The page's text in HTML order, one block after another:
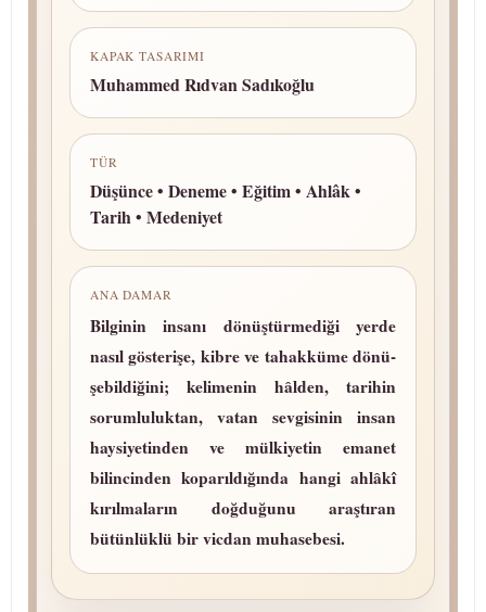
KAPAK TASARIMI
Muhammed Rıdvan Sadıkoğlu
TÜR
Düşünce • Deneme • Eğitim • Ahlâk •
Tarih • Medeniyet
ANA DAMAR
Bilginin insanı dö­nüş­tür­me­di­ği yerde
nasıl gösterişe, kibre ve tahakküme dö­nü­
şe­bil­di­ği­ni; kelimenin hâlden, tarihin
sorumluluktan, vatan sevgisinin insan
haysiyetinden ve mülkiyetin emanet
bilincinden koparıldığında hangi ahlâkî
kırılmaların doğduğunu araştıran
bütünlüklü bir vicdan mu­ha­se­be­si.